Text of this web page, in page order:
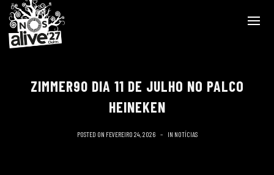
ZIMMER90 DIA 11 DE JULHO NO PALCO
HEINEKEN
POSTED ON FEVEREIRO 24, 2026 IN NOTÍCIAS